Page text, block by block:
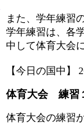
また、学年練習
学年練習は、各
中して体育大会
【今日の国中】
体育大会 練習
体育大会の練習